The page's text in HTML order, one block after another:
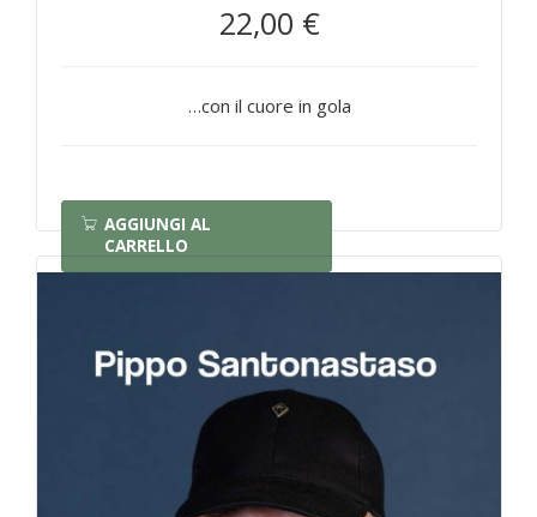
22,00 €
…con il cuore in gola
AGGIUNGI AL
CARRELLO